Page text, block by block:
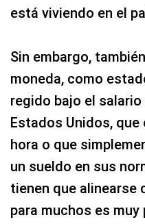
está viviendo en el
Sin embargo,
moneda, como
regido bajo el
Estados Unidos,
hora o que
un sueldo en sus
tienen que alinearse
para muchos es muy